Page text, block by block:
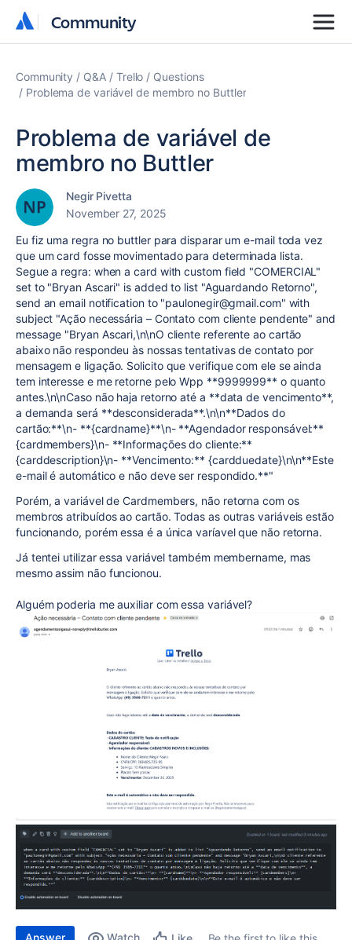
Community
Community
Community Q&A Trello
Questions
Problema de variável de membro no Buttler
Problema de variável de
membro no Buttler
Negir Pivetta
November 27, 2025
Eu fiz uma regra no buttler para disparar um e-mail toda vez
que um card fosse movimentado para determinada lista.
Segue a regra: when a card with custom field "COMERCIAL"
set to "Bryan Ascari" is added to list "Aguardando Retorno",
send an email notification to "paulonegir@gmail.com" with
subject "Ação necessária – Contato com cliente pendente" and
message "Bryan Ascari,\n\nO cliente referente ao cartão
abaixo não respondeu às nossas tentativas de contato por
mensagem e ligação. Solicito que verifique com ele se ainda
tem interesse e me retorne pelo Wpp **9999999** o quanto
antes.\n\nCaso não haja retorno até a **data de vencimento**,
a demanda será **desconsiderada**.\n\n**Dados do
cartão:**\n- **{cardname}**\n- **Agendador responsável:**
{cardmembers}\n- **Informações do cliente:**
{carddescription}\n- **Vencimento:** {cardduedate}\n\n**Este
e-mail é automático e não deve ser respondido.**"
Porém, a variável de Cardmembers, não retorna com os
membros atribuídos ao cartão. Todas as outras variáveis estão
funcionando, porém essa é a única varíavel que não retorna.
Já tentei utilizar essa variável também membername, mas
mesmo assim não funcionou.
Alguém poderia me auxiliar com essa variável?
Answer Watch